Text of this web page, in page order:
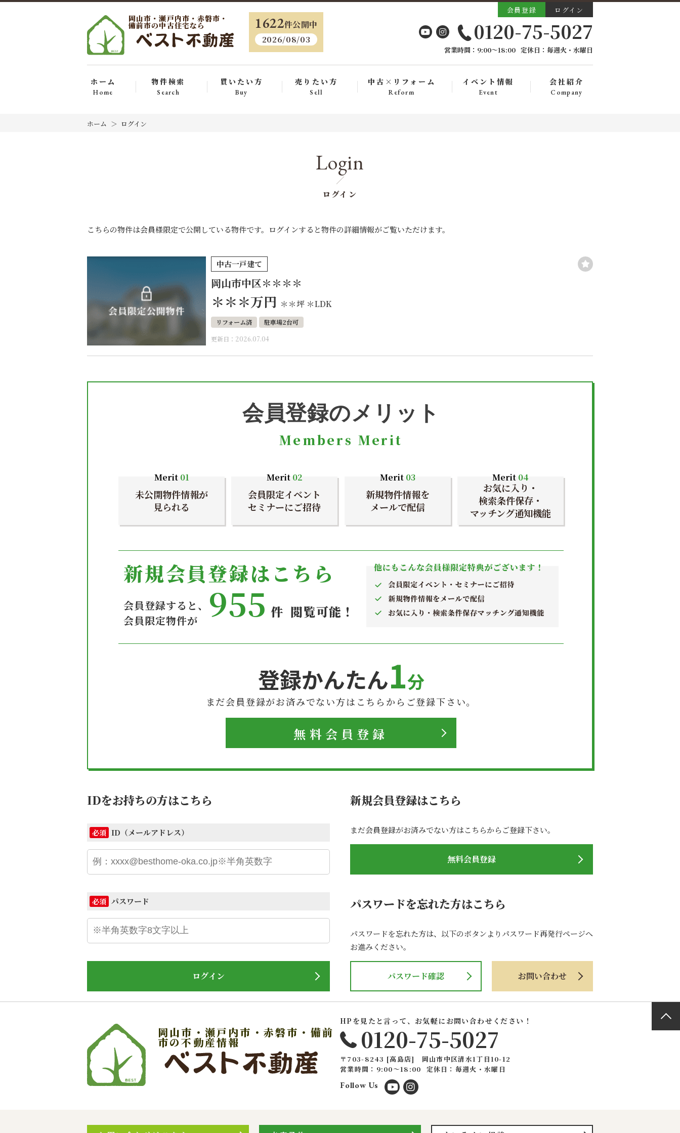
岡山市・瀬戸内市・赤磐市・
備前市の中古住宅なら 1622件公開中
2026/08/03
会員登録 ログイン
0120-75-5027
営業時間：9:00〜18:00 定休日：毎週火・水曜日
ホーム
Home
物件検索
Search
買いたい方
Buy
売りたい方
Sell
中古×リフォーム
Reform
イベント情報
Event
会社紹介
Company
ホーム ログイン
Login
ログイン
こちらの物件は会員様限定で公開している物件です。ログインすると物件の詳細情報がご覧いただけます。
中古一戸建て
岡山市中区＊＊＊＊
＊＊＊万円 ＊＊坪 ＊LDK
リフォーム済
駐車場2台可
更新日：2026.07.04
会員登録のメリット
Members Merit
Merit01
未公開物件情報が
見られる
Merit02
会員限定イベント
セミナーにご招待
Merit03
新規物件情報を
メールで配信
Merit 04
お気に入り・
検索条件保存・
マッチング通知機能
新規会員登録はこちら
会員登録すると、
会員限定物件が
955 件 閲覧可能！
登録かんたん1分
まだ会員登録がお済みでない方は こちらからご登録下さい。
無料会員登録
IDをお持ちの方はこちら
必須 ID（メールアドレス）
必須 パスワード
ログイン
新規会員登録はこちら
まだ会員登録がお済みでない方はこちらからご登録下さい。
無料会員登録
パスワードを忘れた方はこちら
パスワードを忘れた方は、以下のボタンよりパスワード再発行ページへ
お進みください。
パスワード確認 お問い合わせ
岡山市・瀬戸内市・赤磐市・備前
市の不動産情報
HPを見たと言って、お気軽にお問い合わせください！
0120-75-5027
〒703-8243 [高島店] 岡山市中区清水1丁目10-12
営業時間：9:00〜18:00
定休日：毎週火・水曜日
Follow Us